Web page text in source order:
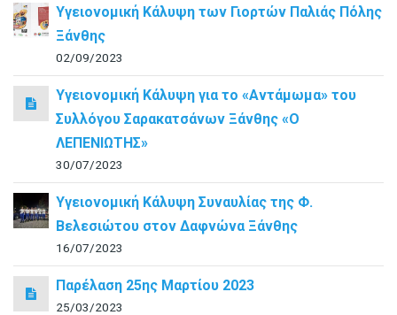
Υγειονομική Κάλυψη των Γιορτών Παλιάς Πόλης
Ξάνθης
02/09/2023
Υγειονομική Κάλυψη για το «Αντάμωμα» του
Συλλόγου Σαρακατσάνων Ξάνθης «Ο
ΛΕΠΕΝΙΩΤΗΣ»
30/07/2023
Υγειονομική Κάλυψη Συναυλίας της Φ.
Βελεσιώτου στον Δαφνώνα Ξάνθης
16/07/2023
Παρέλαση 25ης Μαρτίου 2023
25/03/2023